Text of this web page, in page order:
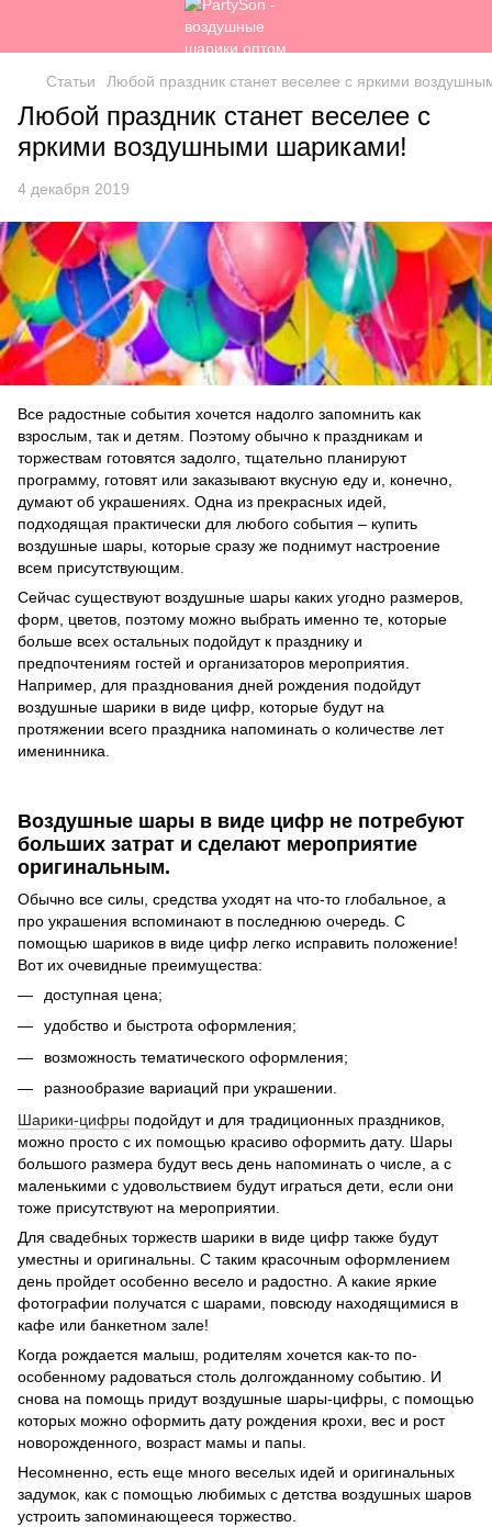
Статьи Любой праздник станет веселее с яркими
Любой праздник станет веселее с
яркими воздушными шариками!
4 декабря 2019
Все радостные события хочется надолго запомнить как
взрослым, так и детям. Поэтому обычно к праздникам и
торжествам готовятся задолго, тщательно планируют
программу, готовят или заказывают вкусную еду и, конечно,
думают об украшениях. Одна из прекрасных идей,
подходящая практически для любого события – купить
воздушные шары, которые сразу же поднимут настроение
всем присутствующим.
Сейчас существуют воздушные шары каких угодно размеров,
форм, цветов, поэтому можно выбрать именно те, которые
больше всех остальных подойдут к празднику и
предпочтениям гостей и организаторов мероприятия.
Например, для празднования дней рождения подойдут
воздушные шарики в виде цифр, которые будут на
протяжении всего праздника напоминать о количестве лет
именинника.
Воздушные шары в виде цифр не потребуют
больших затрат и сделают мероприятие
оригинальным.
Обычно все силы, средства уходят на что-то глобальное, а
про украшения вспоминают в последнюю очередь. С
помощью шариков в виде цифр легко исправить положение!
Вот их очевидные преимущества:
доступная цена;
удобство и быстрота оформления;
возможность тематического оформления;
разнообразие вариаций при украшении.
Шарики-цифры подойдут и для традиционных праздников,
можно просто с их помощью красиво оформить дату. Шары
большого размера будут весь день напоминать о числе, а с
маленькими с удовольствием будут играться дети, если они
тоже присутствуют на мероприятии.
Для свадебных торжеств шарики в виде цифр также будут
уместны и оригинальны. С таким красочным оформлением
день пройдет особенно весело и радостно. А какие яркие
фотографии получатся с шарами, повсюду находящимися в
кафе или банкетном зале!
Когда рождается малыш, родителям хочется как-то по-
особенному радоваться столь долгожданному событию. И
снова на помощь придут воздушные шары-цифры, с помощью
которых можно оформить дату рождения крохи, вес и рост
новорожденного, возраст мамы и папы.
Несомненно, есть еще много веселых идей и оригинальных
задумок, как с помощью любимых с детства воздушных шаров
устроить запоминающееся торжество.